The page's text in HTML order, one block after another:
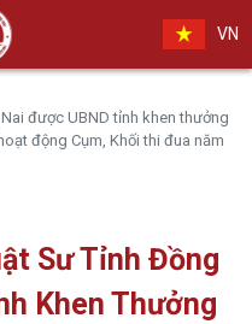
VN
được UBND tỉnh khen thưởng
động Cụm, Khối thi đua năm
Sư Tỉnh Đồng
Khen Thưởng